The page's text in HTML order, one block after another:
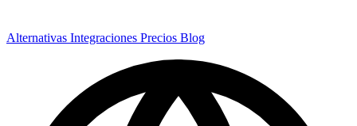
Alternativas Integraciones Precios Blog